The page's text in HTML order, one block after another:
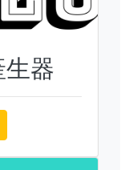
生器